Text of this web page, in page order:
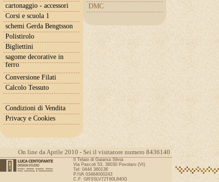
DMC
cartonaggio - accessori
Corsi e scuola 1
schemi Gerda Bengtsson
Polistirolo
Bigliettini
sagome decorative in
ferro
Conversione Filati
Calcolo Tessuto
Condizioni di Vendita
Privacy e Cookies
On line da Aprile 2010 - Sei il visitatore numero 8436140
Il Telaio di Gaiarsa Silvia
Via Pascoli 53, 36030 Povolaro (VI)
Tel: 0444 360136
P.IVA 03464000243
C.F. GRSSLV72T60L840G